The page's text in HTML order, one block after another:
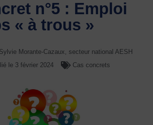
n°5 : Emploi
« à trous »
Morante-Cazaux, secteur national AESH
le 3 février 2024 Cas concrets